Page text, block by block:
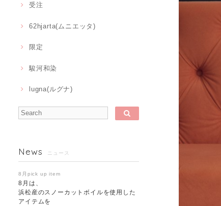
受注
62hjarta(ムニエッタ)
限定
駿河和染
lugna(ルグナ)
News ニュース
8月pick up item
8月は、
浜松産のスノーカットボイルを使用した
アイテムを